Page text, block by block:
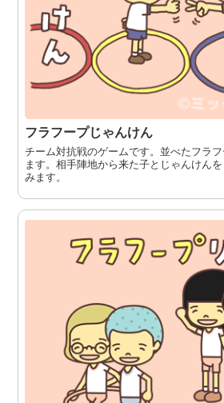
フラフープじゃんけん
チーム対抗戦のゲームです。並べたフラ
ます。相手陣地から来た子とじゃんけん
みます。